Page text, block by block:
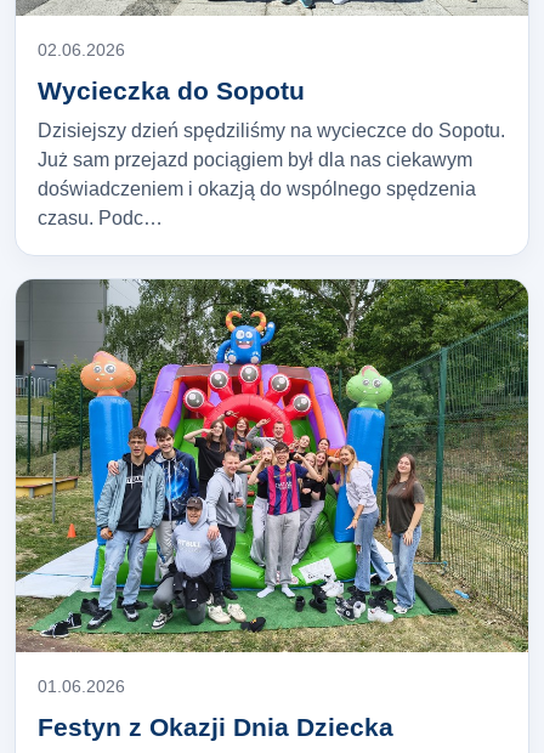
02.06.2026
Wycieczka do Sopotu
Dzisiejszy dzień spędziliśmy na wycieczce do Sopotu.
Już sam przejazd pociągiem był dla nas ciekawym
doświadczeniem i okazją do wspólnego spędzenia
czasu. Podc…
01.06.2026
Festyn z Okazji Dnia Dziecka